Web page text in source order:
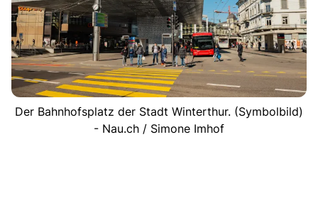
Der Bahnhofsplatz der Stadt Winterthur. (Symbolbild)
- Nau.ch / Simone Imhof